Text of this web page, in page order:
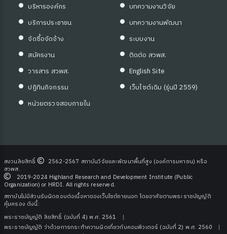
บริหารองค์กร
บริการประชาชน
จัดซื้อจัดจ้าง
สมัครงาน
วารสาร สวพส.
ปฏิทินกิจกรรม
หน่วยตรวจสอบภายใน
บทความงานวิจัย
บทความงานพัฒนา
ระบบงาน
ติดต่อ สวพส.
English Site
เว็บไซต์เดิม (รุ่นปี 2559)
สงวนลิขสิทธิ์
2562-2567 สถาบันวิจัยและพัฒนาพื้นที่สูง (องค์การมหาชน) หรือ
สวพส.
2019-2024 Highland Research and Development Institute (Public
Organization) or HRDI. All rights reserved.
สถาบันไม่มีส่วนรับผิดชอบต่อเนื้อหาของเว็บไซต์ภายนอก โดยอาศัยตามพระราชบัญญัติ
คุ้มครอง ดังนี้:
พระราชบัญญัติ ลิขสิทธิ์ (ฉบับที่ 4) พ.ศ. 2561
พระราชบัญญัติ ว่าด้วยการกระทําความผิดเกี่ยวกับคอมพิวเตอร์ (ฉบับที่ 2) พ.ศ. 2560